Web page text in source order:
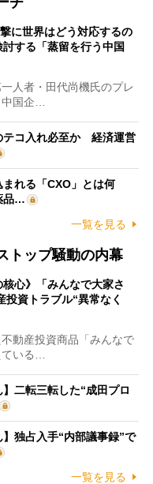
に世界はどう対応するの
する「蒸留を行う中国
人者・田代尚機氏のプレ
国企…
テコ入れ必至か 経済運営
れる「CXO」とは何
品…
一覧を見る
トップ騒動の内幕
核心》「みんなで大家さ
資トラブル“異常なく
動産投資商品「みんなで
いる…
二転三転した“成田プロ
】独占入手“内部議事録”で
一覧を見る